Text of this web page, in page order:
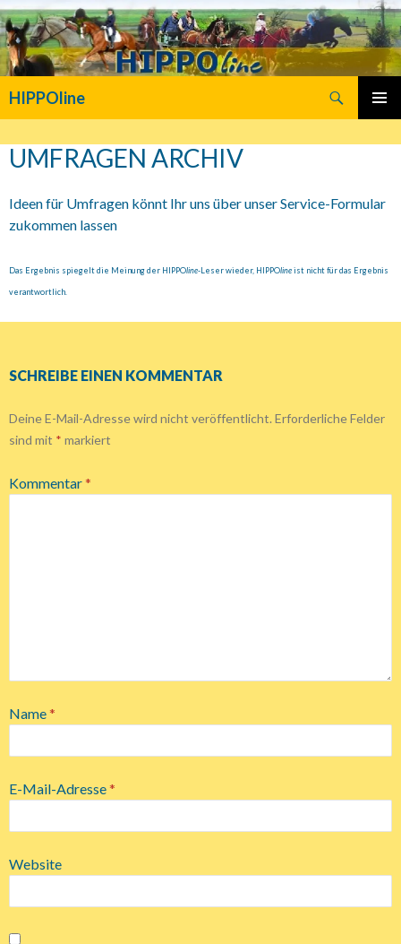
HIPPOline
INHALT
UMFRAGEN ARCHIV
Ideen für Umfragen könnt Ihr uns über unser Service-Formular
zukommen lassen
Das Ergebnis spiegelt die Meinung der HIPPOline-Leser wieder, HIPPOlineist nicht für das Ergebnis
verantwortlich.
SCHREIBE EINEN KOMMENTAR
Deine E-Mail-Adresse wird nicht veröffentlicht. Erforderliche Felder
sind mit * markiert
Kommentar*
Name*
E-Mail-Adresse*
Website